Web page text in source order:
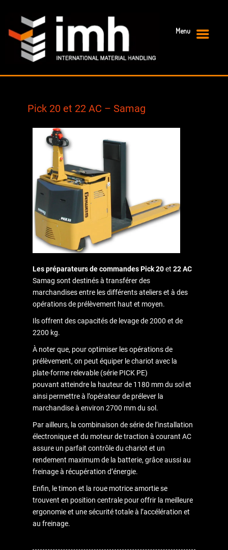
Pick 20 et 22 AC – Samag
Les préparateurs de commandesPick 20et 22 AC
Samag sont destinés à transférer des
marchandises entre les différents ateliers et à des
opérations de prélèvement haut et moyen.
Ils offrent des capacités de levage de 2000 et de
2200 kg.
À noter que, pour optimiser les opérations de
prélèvement, on peut équiper le chariot avec la
plate-forme relevable (série PICK PE)
pouvant atteindre la hauteur de 1180 mm du sol et
ainsi permettre à l’opérateur de prélever la
marchandise à environ 2700 mm du sol.
Par ailleurs, la combinaison de série de l’installation
électronique et du moteur de traction à courant AC
assure un parfait contrôle du chariot et un
rendement maximum de la batterie, grâce aussi au
freinage à récupération d’énergie.
Enfin, le timon et la roue motrice amortie se
trouvent en position centrale pour offrir la meilleure
ergonomie et une sécurité totale à l’accélération et
au freinage.
Menu